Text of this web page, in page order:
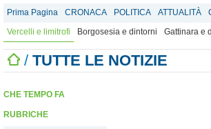
Prima Pagina CRONACA POLITICA ATTUALITÀ
Vercelli e limitrofi
Borgosesia e dintorni Gattinara e
/ TUTTE LE NOTIZIE
CHE TEMPO FA
RUBRICHE